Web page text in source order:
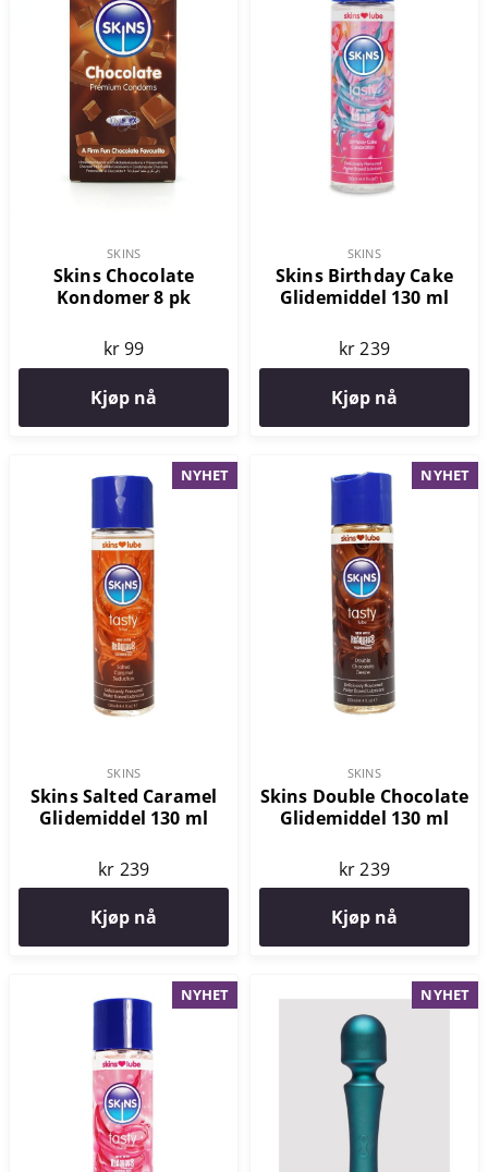
SKINS
Skins Chocolate
Kondomer 8 pk
kr 99
Kjøp nå
SKINS
Skins Birthday Cake
Glidemiddel 130 ml
kr 239
Kjøp nå
NYHET
SKINS
Skins Salted Caramel
Glidemiddel 130 ml
kr 239
Kjøp nå
NYHET
SKINS
Skins Double Chocolate
Glidemiddel 130 ml
kr 239
Kjøp nå
NYHET NYHET